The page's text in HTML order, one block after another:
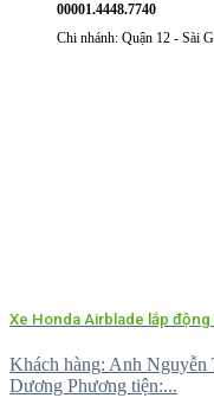
00001.4448.7740
Chi nhánh: Quận 12 - Sài
Xe Honda Airblade lắp
Khách hàng: Anh
Dương Phương tiện:...